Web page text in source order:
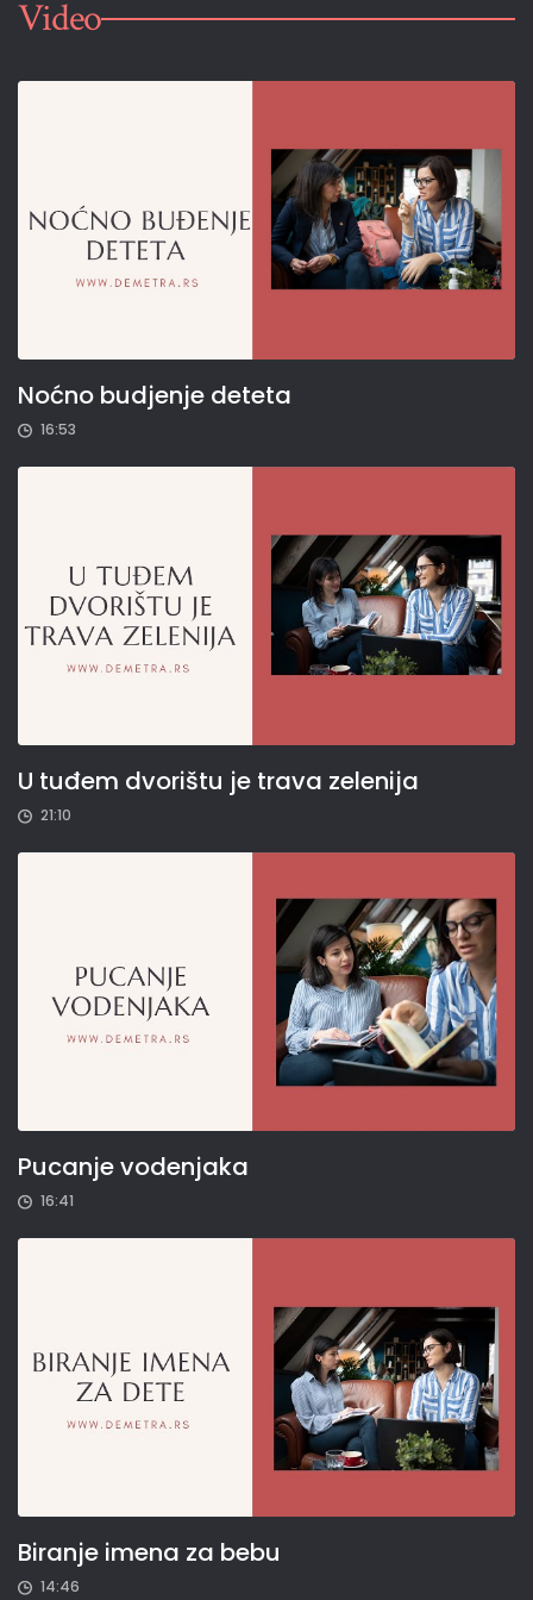
Video
16:53
Noćno budjenje deteta
21:10
U tuđem dvorištu je trava zelenija
16:41
Pucanje vodenjaka
14:46
Biranje imena za bebu